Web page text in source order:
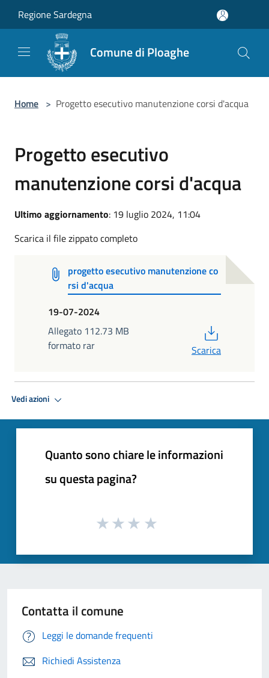
Regione Sardegna
Comune di Ploaghe
Home > Progetto esecutivo manutenzione corsi d'acqua
Progetto esecutivo
manutenzione corsi d'acqua
Ultimo aggiornamento: 19 luglio 2024, 11:04
Scarica il file zippato completo
progetto esecutivo manutenzione co
rsi d'acqua
19-07-2024
Allegato 112.73 MB
formato rar
Scarica
Vedi azioni
Quanto sono chiare le informazioni
su questa pagina?
Contatta il comune
Leggi le domande frequenti
Richiedi Assistenza